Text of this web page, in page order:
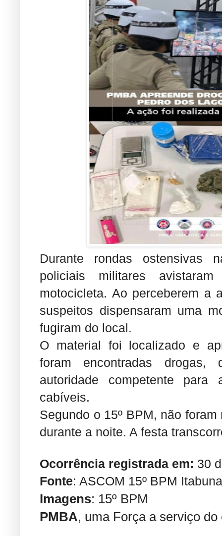
Durante rondas ostensivas
policiais militares
motocicleta. Ao perceberem a
suspeitos dispensaram uma
fugiram do local.
O material foi localizado e
foram encontradas drogas,
autoridade competente
cabíveis.
Segundo o 15º BPM, não
durante a noite. A festa
Ocorrência registrada em: 30
Fonte: ASCOM 15º BPM Itabuna
Imagens: 15º BPM
PMBA, uma Força a serviço do